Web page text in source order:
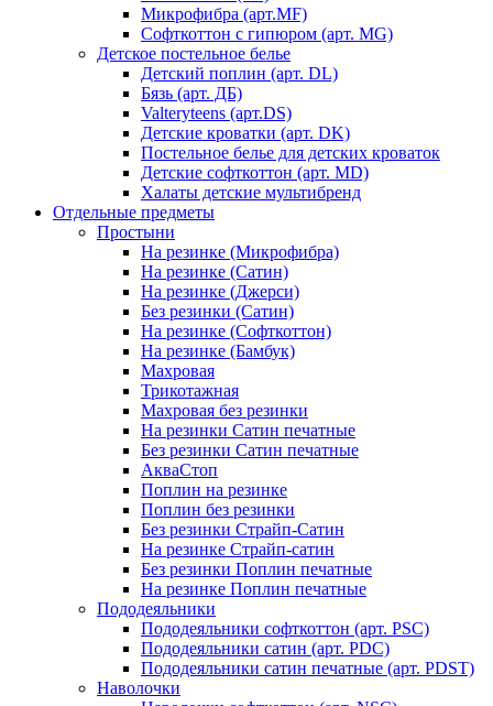
Микрофибра (арт.MF)
Софткоттон с гипюром (арт. MG)
Детское постельное белье
Детский поплин (арт. DL)
Бязь (арт. ДБ)
Valteryteens (арт.DS)
Детские кроватки (арт. DK)
Постельное белье для детских кроваток
Детские софткоттон (арт. MD)
Халаты детские мультибренд
Отдельные предметы
Простыни
На резинке (Микрофибра)
На резинке (Сатин)
На резинке (Джерси)
Без резинки (Сатин)
На резинке (Софткоттон)
На резинке (Бамбук)
Махровая
Трикотажная
Махровая без резинки
На резинки Сатин печатные
Без резинки Сатин печатные
АкваСтоп
Поплин на резинке
Поплин без резинки
Без резинки Страйп-Сатин
На резинке Страйп-сатин
Без резинки Поплин печатные
На резинке Поплин печатные
Пододеяльники
Пододеяльники софткоттон (арт. PSC)
Пододеяльники сатин (арт. PDC)
Пододеяльники сатин печатные (арт. PDST)
Наволочки